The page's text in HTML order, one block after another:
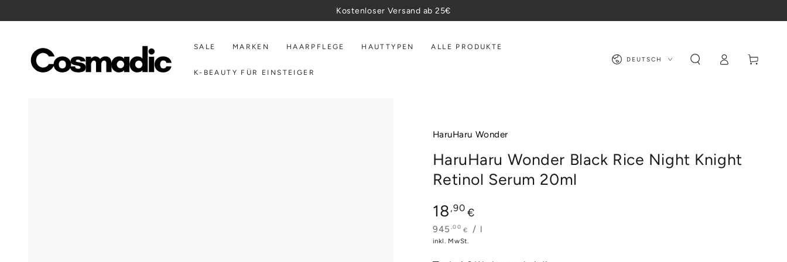
Kostenloser Versand ab 25€
SALE MARKEN HAARPFLEGE HAUTTYPEN ALLE PRODUKTE
K-BEAUTY FÜR EINSTEIGER
Sprache
DEUTSCH EinloggenWarenkorb
HaruHaru Wonder
HaruHaru Wonder Black Rice Night Knight
Retinol Serum 20ml
Regulärer
Preis
18 ,90 €
Stückpreis
945 ,00 € / pro
l
inkl. MwSt.